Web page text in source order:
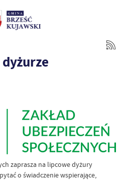
zaprasza na lipcowe dyżury
o świadczenie wspierające,